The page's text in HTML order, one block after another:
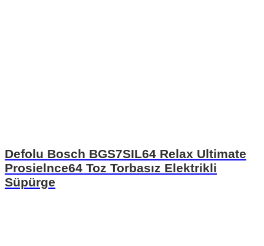
Defolu Bosch BGS7SIL64 Relax Ultimate
Prosielnce64 Toz Torbasız Elektrikli
Süpürge